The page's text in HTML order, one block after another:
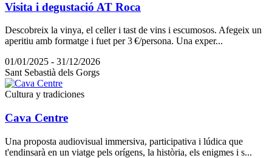
Visita i degustació AT Roca
Descobreix la vinya, el celler i tast de vins i escumosos. Afegeix un
aperitiu amb formatge i fuet per 3 €/persona. Una exper...
01/01/2025 - 31/12/2026
Sant Sebastià dels Gorgs
Cultura y tradiciones
Cava Centre
Una proposta audiovisual immersiva, participativa i lúdica que
t'endinsarà en un viatge pels orígens, la història, els enigmes i s...